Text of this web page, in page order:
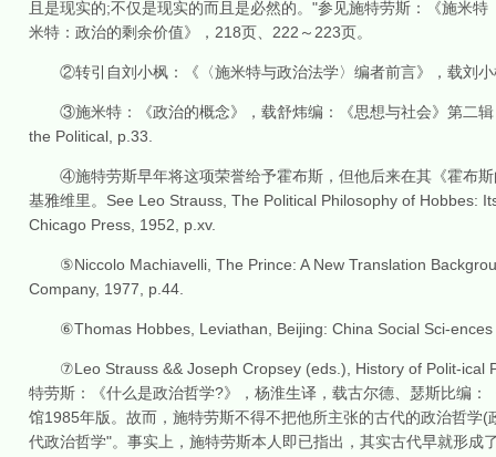
且是现实的;不仅是现实的而且是必然的。"参见施特劳斯：《施米
米特：政治的剩余价值》，218页、222～223页。
②转引自刘小枫：《〈施米特与政治法学〉编者前言》，载刘小
③施米特：《政治的概念》，载舒炜编：《思想与社会》第二辑
the Political, p.33.
④施特劳斯早年将这项荣誉给予霍布斯，但他后来在其《霍布斯
基雅维里。See Leo Strauss, The Political Philosophy of Hobbes:
Chicago Press, 1952, p.xv.
⑤Niccolo Machiavelli, The Prince: A New Translation
Company, 1977, p.44.
⑥Thomas Hobbes, Leviathan, Beijing: China Social Sci-ences
⑦Leo Strauss && Joseph Cropsey (eds.), History of Polit-ical
特劳斯：《什么是政治哲学?》，杨淮生译，载古尔德、瑟斯比编
馆1985年版。故而，施特劳斯不得不把他所主张的古代的政治哲
代政治哲学"。事实上，施特劳斯本人即已指出，其实古代早就形